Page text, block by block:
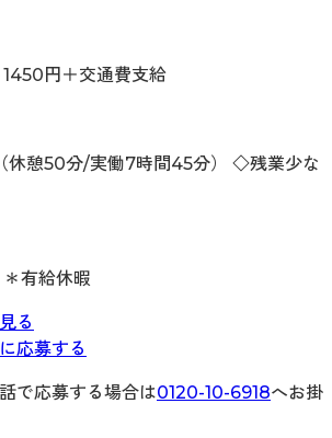
円＋交通費支給
休憩50分/実働7時間45分） ◇残業少な
有給休暇
る
応募する
で応募する場合は0120-10-6918へお掛